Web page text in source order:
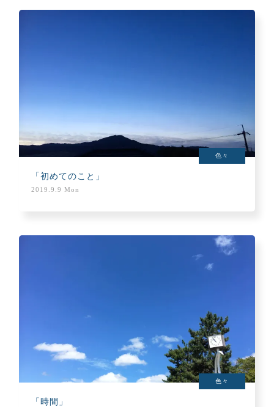
色々
「初めてのこと」
2019.9.9 Mon
色々
「時間」